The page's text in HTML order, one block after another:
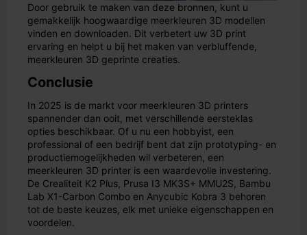
Door gebruik te maken van deze bronnen, kunt u
gemakkelijk hoogwaardige meerkleuren 3D modellen
vinden en downloaden. Dit verbetert uw 3D print
ervaring en helpt u bij het maken van verbluffende,
meerkleuren 3D geprinte creaties.
Conclusie
In 2025 is de markt voor meerkleuren 3D printers
spannender dan ooit, met verschillende eersteklas
opties beschikbaar. Of u nu een hobbyist, een
professional of een bedrijf bent dat zijn prototyping- en
productiemogelijkheden wil verbeteren, een
meerkleuren 3D printer is een waardevolle investering.
De Crealiteit K2 Plus, Prusa I3 MK3S+ MMU2S, Bambu
Lab X1-Carbon Combo en Anycubic Kobra 3 behoren
tot de beste keuzes, elk met unieke eigenschappen en
voordelen.